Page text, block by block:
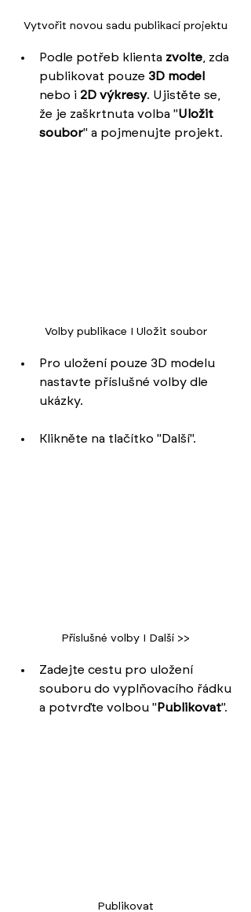
Vytvořit novou sadu publikací projektu
Podle potřeb klienta zvolte , zda
publikovat pouze 3D model
nebo i 2D výkresy. Ujistěte se,
že je zaškrtnuta volba "Uložit
soubor" a pojmenujte projekt.
Volby publikace I Uložit soubor
Pro uložení pouze 3D modelu
nastavte příslušné volby dle
ukázky.
Klikněte na tlačítko "Další".
Příslušné volby I Další >>
Zadejte cestu pro uložení
souboru do vyplňovacího řádku
a potvrďte volbou " Publikovat".
Publikovat